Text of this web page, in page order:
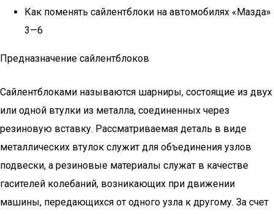
Как поменять сайлентблоки на автомобилях «Мазда»
3—6
Предназначение сайлентблоков
Сайлентблоками называются шарниры, состоящие из двух
или одной втулки из металла, соединенных через
резиновую вставку. Рассматриваемая деталь в виде
металлических втулок служит для объединения узлов
подвески, а резиновые материалы служат в качестве
гасителей колебаний, возникающих при движении
машины, передающихся от одного узла к другому. За счет